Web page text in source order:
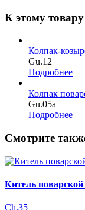
К этому
Колпак-
Gu.12
Подробнее
Колпак
Gu.05a
Подробнее
Смотрите
Китель
Ch.35